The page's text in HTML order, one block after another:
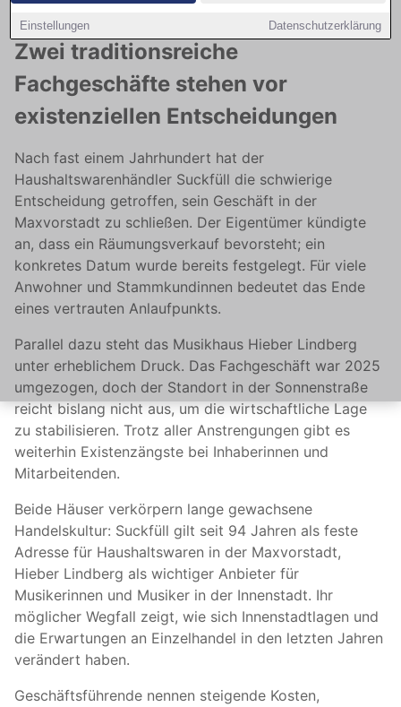
Einstellungen Datenschutzerklärung
Zwei traditionsreiche
Fachgeschäfte stehen vor
existenziellen Entscheidungen
Nach fast einem Jahrhundert hat der
Haushaltswarenhändler Suckfüll die schwierige
Entscheidung getroffen, sein Geschäft in der
Maxvorstadt zu schließen. Der Eigentümer kündigte
an, dass ein Räumungsverkauf bevorsteht; ein
konkretes Datum wurde bereits festgelegt. Für viele
Anwohner und Stammkundinnen bedeutet das Ende
eines vertrauten Anlaufpunkts.
Parallel dazu steht das Musikhaus Hieber Lindberg
unter erheblichem Druck. Das Fachgeschäft war 2025
umgezogen, doch der Standort in der Sonnenstraße
reicht bislang nicht aus, um die wirtschaftliche Lage
zu stabilisieren. Trotz aller Anstrengungen gibt es
weiterhin Existenzängste bei Inhaberinnen und
Mitarbeitenden.
Beide Häuser verkörpern lange gewachsene
Handelskultur: Suckfüll gilt seit 94 Jahren als feste
Adresse für Haushaltswaren in der Maxvorstadt,
Hieber Lindberg als wichtiger Anbieter für
Musikerinnen und Musiker in der Innenstadt. Ihr
möglicher Wegfall zeigt, wie sich Innenstadtlagen und
die Erwartungen an Einzelhandel in den letzten Jahren
verändert haben.
Geschäftsführende nennen steigende Kosten,